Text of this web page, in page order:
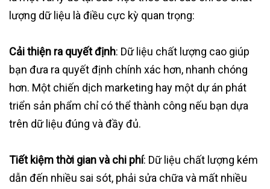
lượng dữ liệu là điều cực kỳ quan trọng:
Cải thiện ra quyết định: Dữ liệu chất lượng cao giúp
bạn đưa ra quyết định chính xác hơn, nhanh chóng
hơn. Một chiến dịch marketing hay một dự án phát
triển sản phẩm chỉ có thể thành công nếu bạn dựa
trên dữ liệu đúng và đầy đủ.
Tiết kiệm thời gian và chi phí: Dữ liệu chất lượng kém
dẫn đến nhiều sai sót, phải sửa chữa và mất nhiều